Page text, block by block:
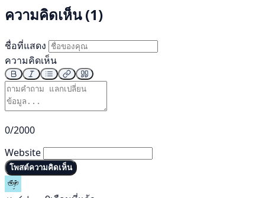
ความคิดเห็น (1)
ชื่อที่แสดง
ความคิดเห็น
0/2000
Website
โพสต์ความคิดเห็น